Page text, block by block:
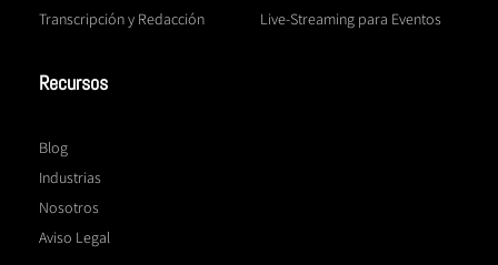
Transcripción y Redacción
Live-Streaming para Eventos
Recursos
Blog
Industrias
Nosotros
Aviso Legal